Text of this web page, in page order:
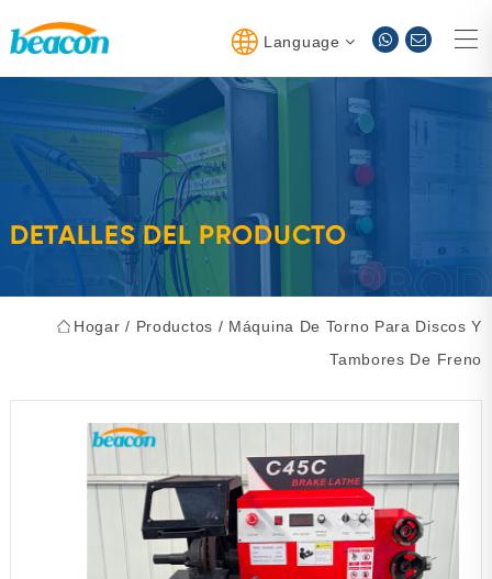
Language
DETALLES DEL PRODUCTO
Hogar / Productos / Máquina De Torno Para Discos Y
Tambores De Freno